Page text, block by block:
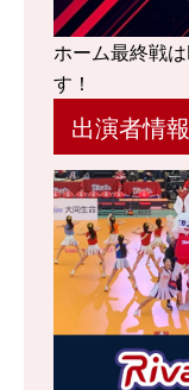
ホーム最終戦
す！
出演者情報